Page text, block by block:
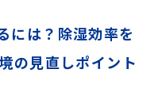
には？除湿効率を
の見直しポイント